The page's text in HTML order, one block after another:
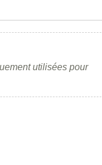
utilisées pour